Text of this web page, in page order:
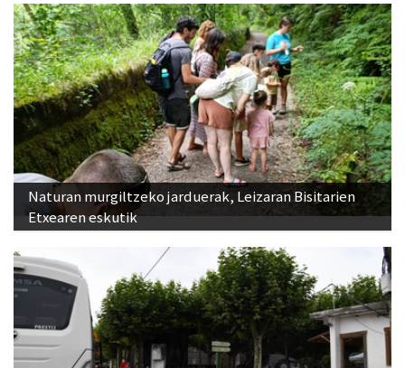
Naturan murgiltzeko jarduerak, Leizaran Bisitarien
Etxearen eskutik